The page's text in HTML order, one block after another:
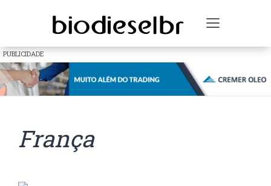
Toggle
PUBLICIDADE
França